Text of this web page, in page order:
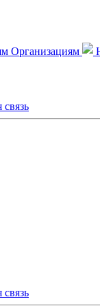
Организациям
связь
связь